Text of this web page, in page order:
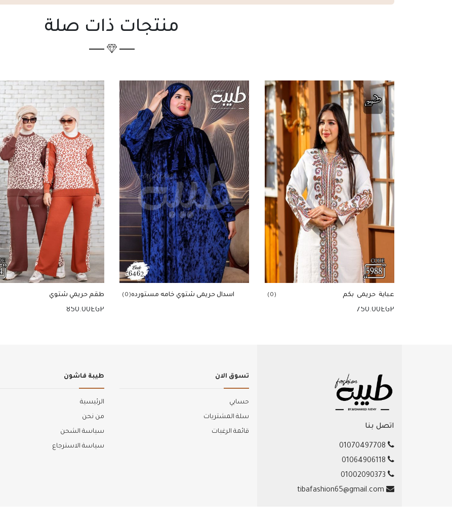
منتجات ذات صلة
عباية حريمى بكم (0)
750.00EGP
اسدال حريمى شتوي خامه مستورده(0) طقم حريمي شتوي
850.00EGP
اتصل بنا
تسوق الان
حسابي
سلة المشتريات
قائمة الرغبات
طيبة فاشون
الرئيسية
من نحن
سياسة الشحن
سياسة الاسترجاع